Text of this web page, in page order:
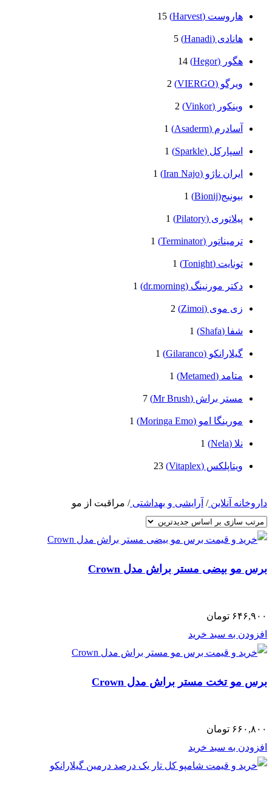
هاروست (Harvest) 15
هانادی (Hanadi) 5
هگور (Hegor) 14
ویرگو (VIERGO) 2
وینکور (Vinkor) 2
آسادرم (Asaderm) 1
اسپارکل (Sparkle) 1
ایران ناژو (Iran Najo) 1
بیونیج(Bionij) 1
پیلاتوری (Pilatory) 1
ترمیناتور (Terminator) 1
تونایت (Tonight) 1
دکتر مورنینگ (dr.morning) 1
زی موی (Zimoi) 2
شفا (Shafa) 1
گیلارانکو (Gilaranco) 1
متامد (Metamed) 1
مستر براش (Mr Brush) 7
مورینگا امو (Moringa Emo) 1
نلا (Nela) 1
ویتاپلکس (Vitaplex) 23
داروخانه آنلاین/ آرایشی و بهداشتی/ مراقبت از مو
برس مو بیضی مستر براش مدل Crown
۶۴۶,۹۰۰ تومان
افزودن به سبد خرید
برس مو تخت مستر براش مدل Crown
۶۶۰,۸۰۰ تومان
افزودن به سبد خرید